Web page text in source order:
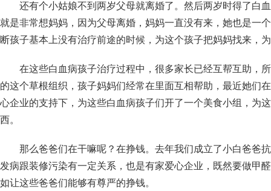
还有个小姑娘不到两岁父母就离婚了。然后两岁时得了白
就是非常想妈妈，因为父母离婚，妈妈一直没有来，她也是一
断孩子基本上没有治疗前途的时候，为这个孩子把妈妈找来，
在这些白血病孩子治疗过程中，很多家长已经互帮互助，
的这个草根组织，孩子妈妈们经常在里面互相帮助，最近她们
心企业的支持下，为这些白血病孩子们开了一个美食小组，为
西。
那么爸爸们在干嘛呢？在挣钱。去年我们成立了小白爸爸
发病跟装修污染有一定关系，也是有家爱心企业，既然要做甲
如让这些爸爸们能够有尊严的挣钱。